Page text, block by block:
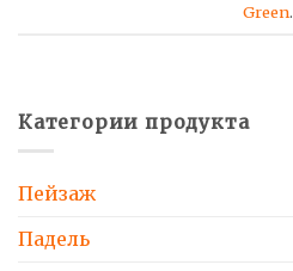
Green.
Категории продукта
Пейзаж
Падель